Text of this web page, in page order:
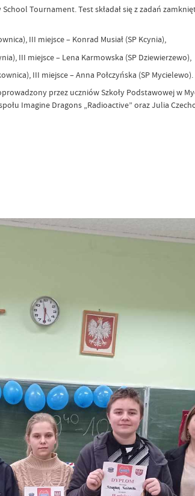
Tournament. Test składał się z zadań
III miejsce – Konrad Musiał (SP Kcynia),
III miejsce – Lena Karmowska (SP Dziewierzewo),
III miejsce – Anna Połczyńska (SP Mycielewo).
przez uczniów Szkoły Podstawowej w
Imagine Dragons „Radioactive” oraz Julia